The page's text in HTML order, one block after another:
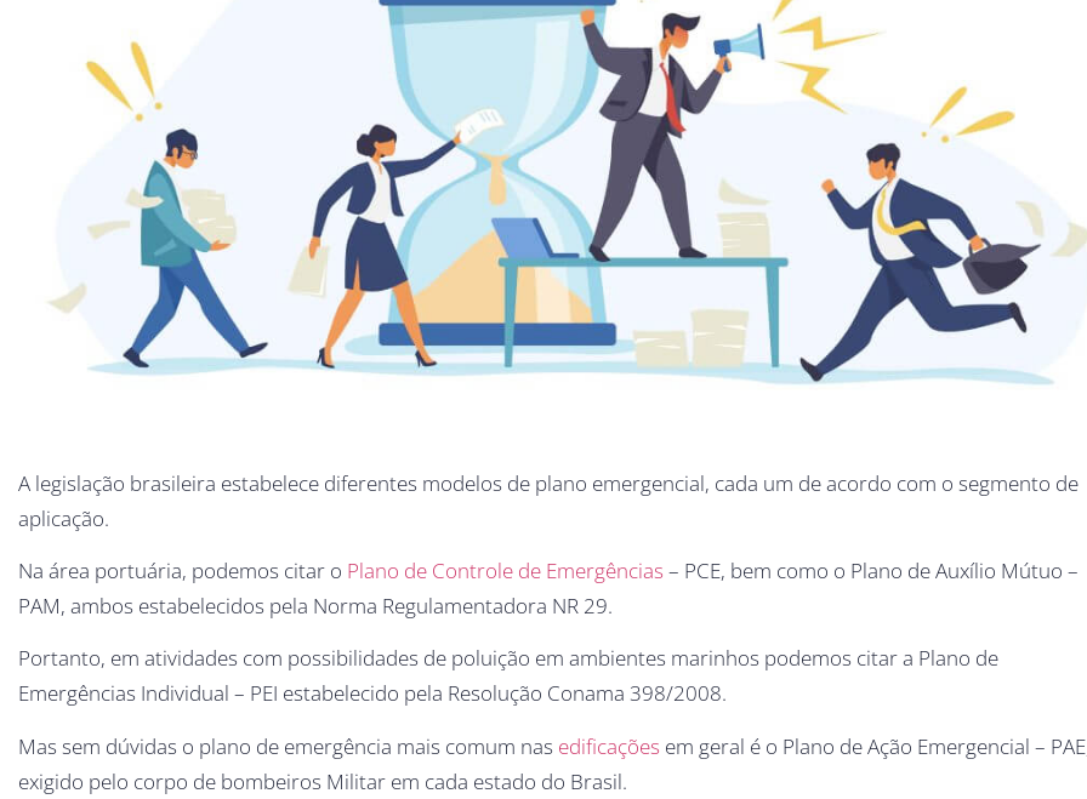
A legislação brasileira estabelece diferentes modelos de plano emergencial, cada um de acordo com o segmento de
aplicação.
Na área portuária, podemos citar o Plano de Controle de Emergências – PCE, bem como o Plano de Auxílio Mútuo –
PAM, ambos estabelecidos pela Norma Regulamentadora NR 29.
Portanto, em atividades com possibilidades de poluição em ambientes marinhos podemos citar a Plano de
Emergências Individual – PEI estabelecido pela Resolução Conama 398/2008.
Mas sem dúvidas o plano de emergência mais comum nas edificações em geral é o Plano de Ação Emergencial –
exigido pelo corpo de bombeiros Militar em cada estado do Brasil.